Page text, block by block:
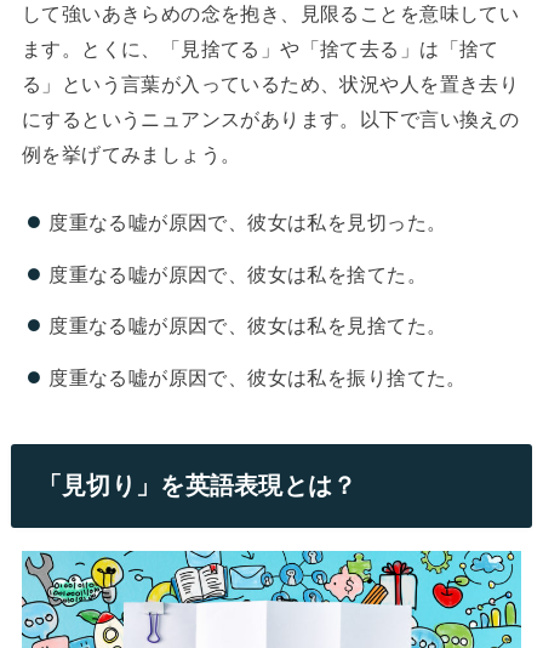
して強いあきらめの念を抱き、見限ることを意味してい
ます。とくに、「見捨てる」や「捨て去る」は「捨て
る」という言葉が入っているため、状況や人を置き去り
にするというニュアンスがあります。以下で言い換えの
例を挙げてみましょう。
度重なる嘘が原因で、彼女は私を見切った。
度重なる嘘が原因で、彼女は私を捨てた。
度重なる嘘が原因で、彼女は私を見捨てた。
度重なる嘘が原因で、彼女は私を振り捨てた。
「見切り」を英語表現とは？